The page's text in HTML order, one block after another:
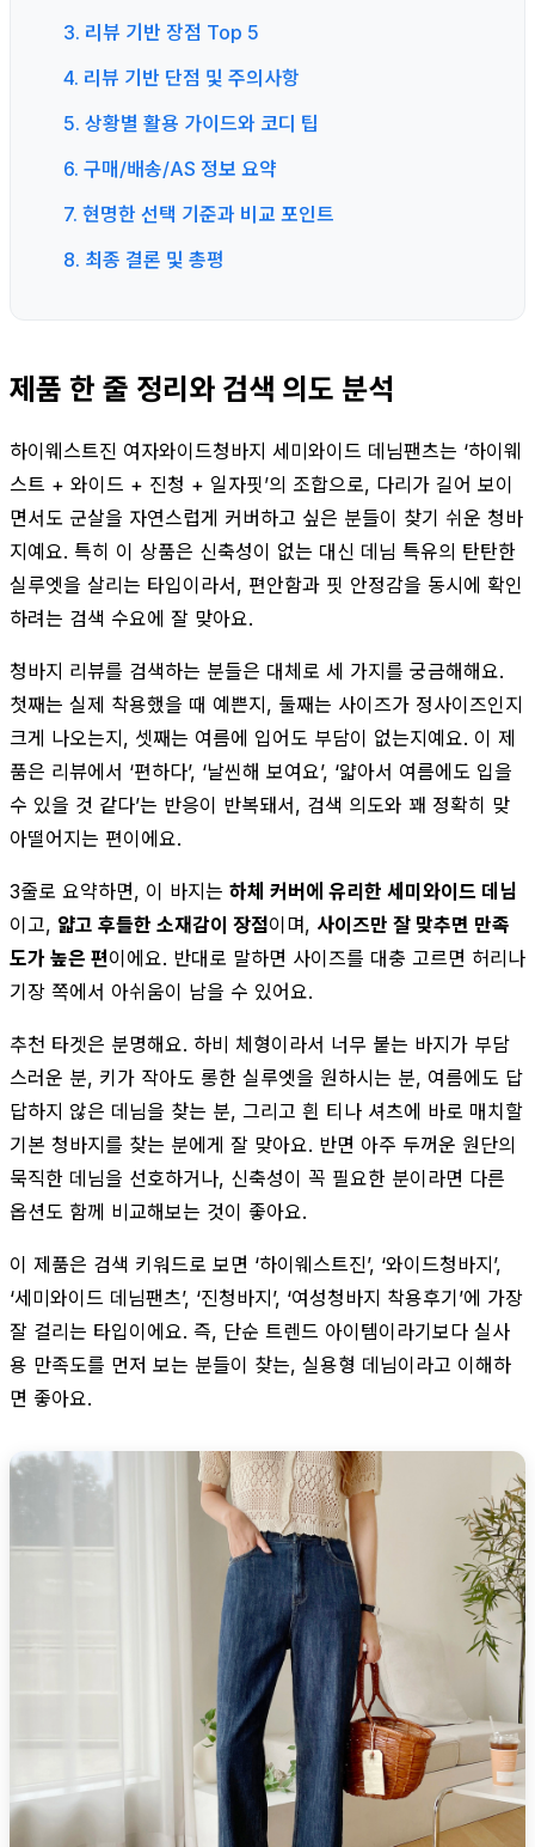
3. 리뷰 기반 장점 Top 5
4. 리뷰 기반 단점 및 주의사항
5. 상황별 활용 가이드와 코디 팁
6. 구매/배송/AS 정보 요약
7. 현명한 선택 기준과 비교 포인트
8. 최종 결론 및 총평
제품 한 줄 정리와 검색 의도 분석
하이웨스트진 여자와이드청바지 세미와이드 데님팬츠는 ‘하이웨
스트 + 와이드 + 진청 + 일자핏’의 조합으로, 다리가 길어 보이
면서도 군살을 자연스럽게 커버하고 싶은 분들이 찾기 쉬운 청바
지예요. 특히 이 상품은 신축성이 없는 대신 데님 특유의 탄탄한
실루엣을 살리는 타입이라서, 편안함과 핏 안정감을 동시에 확인
하려는 검색 수요에 잘 맞아요.
청바지 리뷰를 검색하는 분들은 대체로 세 가지를 궁금해해요.
첫째는 실제 착용했을 때 예쁜지, 둘째는 사이즈가 정사이즈인지
크게 나오는지, 셋째는 여름에 입어도 부담이 없는지예요. 이 제
품은 리뷰에서 ‘편하다’, ‘날씬해 보여요’, ‘얇아서 여름에도 입을
수 있을 것 같다’는 반응이 반복돼서, 검색 의도와 꽤 정확히 맞
아떨어지는 편이에요.
3줄로 요약하면, 이 바지는 하체 커버에 유리한 세미와이드 데님
이고, 얇고 후들한 소재감이 장점이며, 사이즈만 잘 맞추면 만족
도가 높은 편이에요. 반대로 말하면 사이즈를 대충 고르면 허리나
기장 쪽에서 아쉬움이 남을 수 있어요.
추천 타겟은 분명해요. 하비 체형이라서 너무 붙는 바지가 부담
스러운 분, 키가 작아도 롱한 실루엣을 원하시는 분, 여름에도 답
답하지 않은 데님을 찾는 분, 그리고 흰 티나 셔츠에 바로 매치할
기본 청바지를 찾는 분에게 잘 맞아요. 반면 아주 두꺼운 원단의
묵직한 데님을 선호하거나, 신축성이 꼭 필요한 분이라면 다른
옵션도 함께 비교해보는 것이 좋아요.
이 제품은 검색 키워드로 보면 ‘하이웨스트진’, ‘와이드청바지’,
‘세미와이드 데님팬츠’, ‘진청바지’, ‘여성청바지 착용후기’에 가장
잘 걸리는 타입이에요. 즉, 단순 트렌드 아이템이라기보다 실사
용 만족도를 먼저 보는 분들이 찾는, 실용형 데님이라고 이해하
면 좋아요.